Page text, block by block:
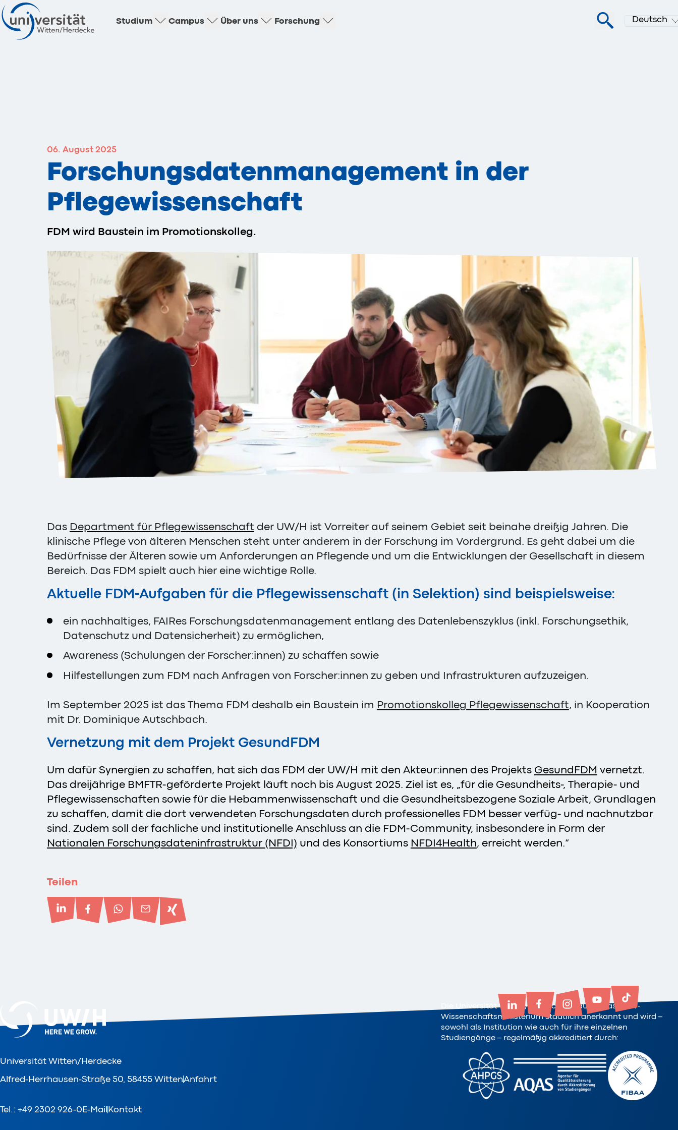
Studium Campus Über uns Forschung Deutsch
06. August 2025
Forschungsdatenmanagement in der
Pflegewissenschaft
FDM wird Baustein im Promotionskolleg.
Das Department für Pflegewissenschaft der UW/H ist Vorreiter auf seinem Gebiet seit beinahe dreißig Jahren. Die
klinische Pflege von älteren Menschen steht unter anderem in der Forschung im Vordergrund. Es geht dabei um die
Bedürfnisse der Älteren sowie um Anforderungen an Pflegende und um die Entwicklungen der Gesellschaft in diesem
Bereich. Das FDM spielt auch hier eine wichtige Rolle.
Aktuelle FDM-Aufgaben für die Pflegewissenschaft (in Selektion) sind beispielsweise:
ein nachhaltiges, FAIRes Forschungsdatenmanagement entlang des Datenlebenszyklus (inkl. Forschungsethik,
Datenschutz und Datensicherheit) zu ermöglichen,
Awareness (Schulungen der Forscher:innen) zu schaffen sowie
Hilfestellungen zum FDM nach Anfragen von Forscher:innen zu geben und Infrastrukturen aufzuzeigen.
Im September 2025 ist das Thema FDM deshalb ein Baustein im Promotionskolleg Pflegewissenschaft, in Kooperation
mit Dr. Dominique Autschbach.
Vernetzung mit dem Projekt GesundFDM
Um dafür Synergien zu schaffen, hat sich das FDM der UW/H mit den Akteur:innen des Projekts GesundFDM vernetzt.
Das dreijährige BMFTR-geförderte Projekt läuft noch bis August 2025. Ziel ist es, „für die Gesundheits-, Therapie- und
Pflegewissenschaften sowie für die Hebammenwissenschaft und die Gesundheitsbezogene Soziale Arbeit, Grundlagen
zu schaffen, damit die dort verwendeten Forschungsdaten durch professionelles FDM besser verfüg- und nachnutzbar
sind. Zudem soll der fachliche und institutionelle Anschluss an die FDM-Community, insbesondere in Form der
Nationalen Forschungsdateninfrastruktur (NFDI) und des Konsortiums NFDI4Health, erreicht werden.“
Teilen
Universität Witten/Herdecke
Alfred-Herrhausen-Straße 50, 58455 WittenAnfahrt
Tel.: +49 2302 926-0E-MailKontakt
Die Universität Witten/Herdecke ist durch das NRW-
Wissenschaftsministerium staatlich anerkannt und wird –
sowohl als Institution wie auch für ihre einzelnen
Studiengänge – regelmäßig akkreditiert durch: